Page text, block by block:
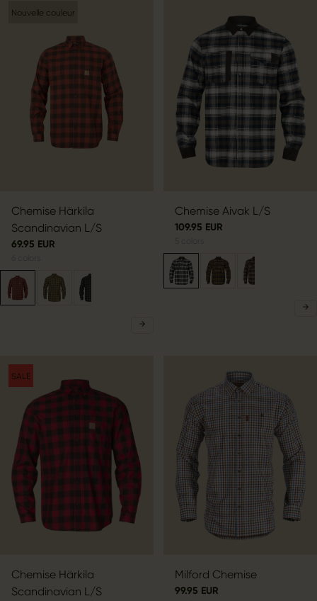
Nouvelle couleur
Chemise Härkila
Scandinavian L/S
69.95 EUR
Chemise Aivak L/S
109.95 EUR
SALE
Chemise Härkila
Scandinavian L/S
Milford Chemise
99.95 EUR